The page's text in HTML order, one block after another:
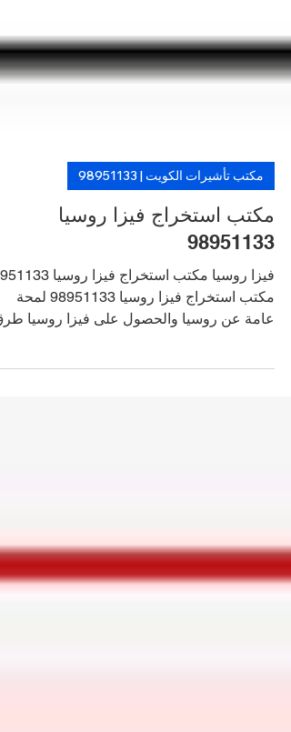
مكتب تأشيرات الكويت | 98951133
مكتب استخراج فيزا روسيا
98951133
فيزا روسيا مكتب استخراج فيزا
مكتب استخراج فيزا روسيا 98951133 لمحة
التقديم علا ف